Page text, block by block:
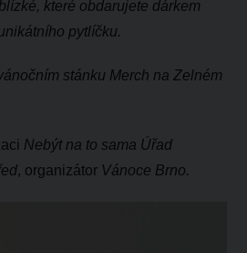
které obdarujete dárkem
pytlíčku.
stánku Merch na Zelném
Nebýt na to sama Úřad
, organizátor Vánoce Brno.